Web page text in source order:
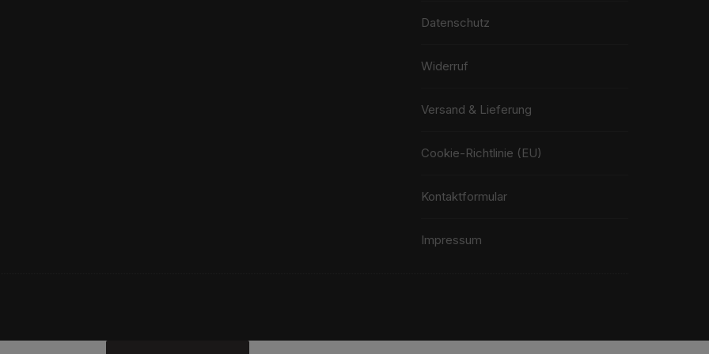
Datenschutz
Widerruf
Versand & Lieferung
Cookie-Richtlinie (EU)
Kontaktformular
Impressum